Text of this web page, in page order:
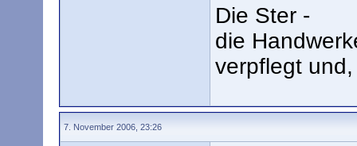
Die Ster -
die
verpflegt
7. November 2006, 23:26